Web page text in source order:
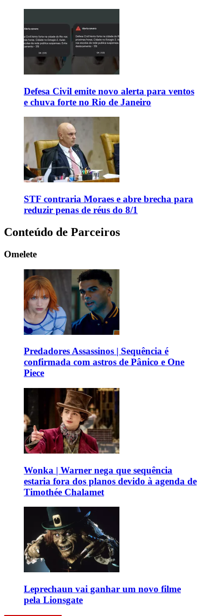
Defesa Civil emite novo alerta para ventos
e chuva forte no Rio de Janeiro
STF contraria Moraes e abre brecha para
reduzir penas de réus do 8/1
Conteúdo de Parceiros
Omelete
Predadores Assassinos | Sequência é
confirmada com astros de Pânico e One
Piece
Wonka | Warner nega que sequência
estaria fora dos planos devido à agenda de
Timothée Chalamet
Leprechaun vai ganhar um novo filme
pela Lionsgate